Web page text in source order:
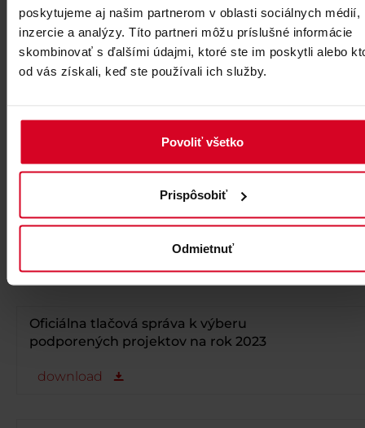
poskytujeme aj našim partnerom v oblasti sociálnych médií,
inzercie a analýzy. Títo partneri môžu príslušné informácie
skombinovať s ďalšími údajmi, ktoré ste im poskytli alebo
od vás získali, keď ste používali ich služby.
Povoliť všetko
Prispôsobiť
Odmietnuť
V rokoch 2019, 2020, 2023 a 2024 a 2025 sme podporili v
grantového programu celkovo 41 projektov v celkovej
000€
2024
Oficiálna tlačová správa k výberu
podporených projektov na rok 2023
download